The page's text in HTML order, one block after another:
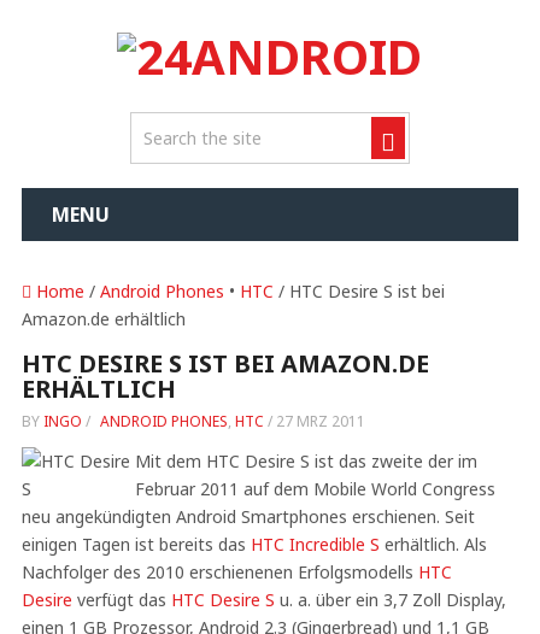
MENU
Home / Android Phones • HTC / HTC Desire S ist bei
Amazon.de erhältlich
HTC DESIRE S IST BEI AMAZON.DE
ERHÄLTLICH
BY INGO / ANDROID PHONES, HTC / 27 MRZ 2011
Mit dem HTC Desire S ist das zweite der im
Februar 2011 auf dem Mobile World Congress
neu angekündigten Android Smartphones erschienen. Seit
einigen Tagen ist bereits das HTC Incredible S erhältlich. Als
Nachfolger des 2010 erschienenen Erfolgsmodells HTC
Desire verfügt das HTC Desire S u. a. über ein 3,7 Zoll Display,
einen 1 GB Prozessor, Android 2.3 (Gingerbread) und 1,1 GB